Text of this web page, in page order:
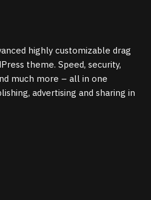
highly customizable drag
theme. Speed, security,
much more – all in one
advertising and sharing in